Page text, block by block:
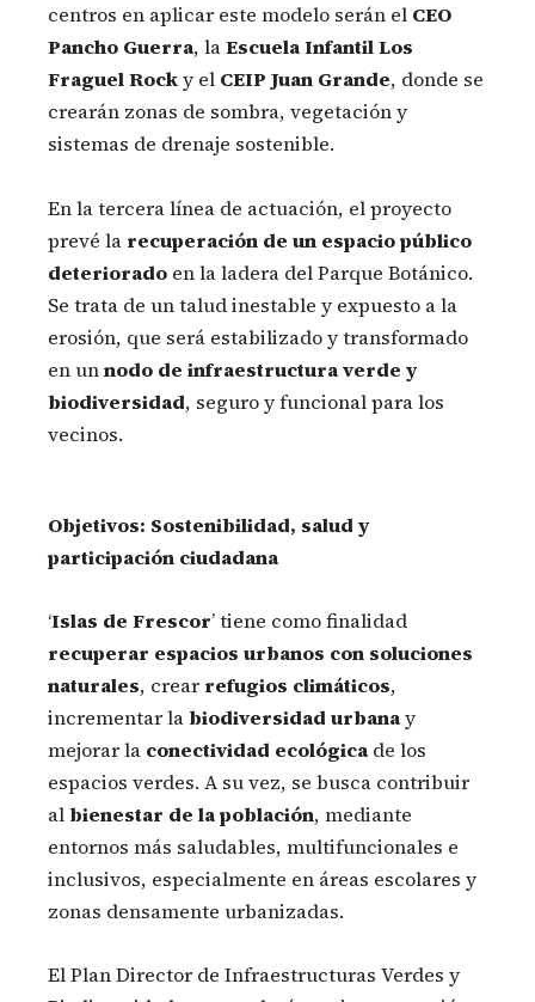
centros en aplicar este modelo serán el CEO
Pancho Guerra, laEscuela Infantil Los
Fraguel Rocky el CEIP Juan Grande, donde se
crearán zonas de sombra, vegetación y
sistemas de drenaje sostenible.
En la tercera línea de actuación, el proyecto
prevé la recuperación de un espacio público
deteriorado en la ladera del Parque Botánico.
Se trata de un talud inestable y expuesto a la
erosión, que será estabilizado y transformado
en unnodo de infraestructura verde y
biodiversidad, seguro y funcional para los
vecinos.
Objetivos: Sostenibilidad, salud y
participación ciudadana
‘Islas de Frescor’ tiene como finalidad
recuperar espacios urbanos con soluciones
naturales, crearrefugios climáticos,
incrementar la biodiversidad urbanay
mejorar la conectividad ecológica de los
espacios verdes. A su vez, se busca contribuir
al bienestar de la población, mediante
entornos más saludables, multifuncionales e
inclusivos, especialmente en áreas escolares y
zonas densamente urbanizadas.
El Plan Director de Infraestructuras Verdes y